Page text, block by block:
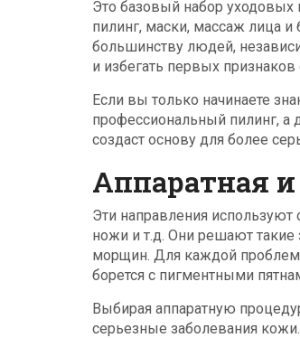
Это базовый набор
пилинг, маски, массаж лица
большинству людей,
и избегать первых признаков
Если вы только начинаете
профессиональный пилинг,
создаст основу для более
Аппаратная и
Эти направления
ножи и т.д. Они решают такие
морщин. Для каждой
борется с пигментными
Выбирая аппаратную
серьезные заболевания